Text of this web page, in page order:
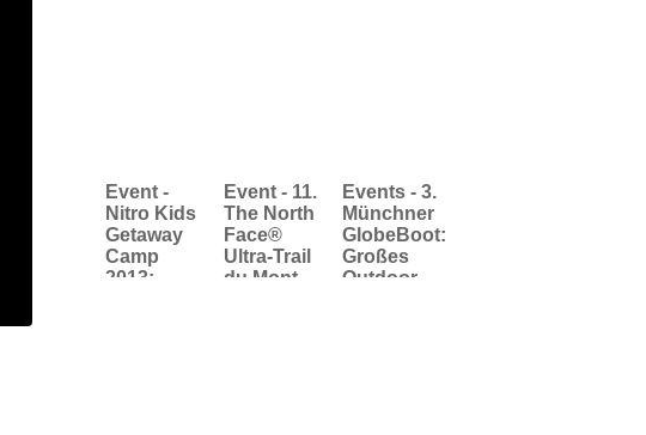
Event -
Nitro Kids
Getaway
Camp
2013:
Event - 11.
The North
Face®
Ultra-Trail
du Mont
Events - 3.
Münchner
GlobeBoot:
Großes
Outdoor-